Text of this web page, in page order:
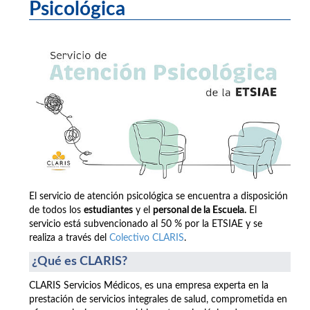
Psicológica
El servicio de atención psicológica se encuentra a disposición
de todos los estudiantes y el personal de la Escuela. El
servicio está subvencionado al 50 % por la ETSIAE y se
realiza a través del Colectivo CLARIS.
¿Qué es CLARIS?
CLARIS Servicios Médicos, es una empresa experta en la
prestación de servicios integrales de salud, comprometida en